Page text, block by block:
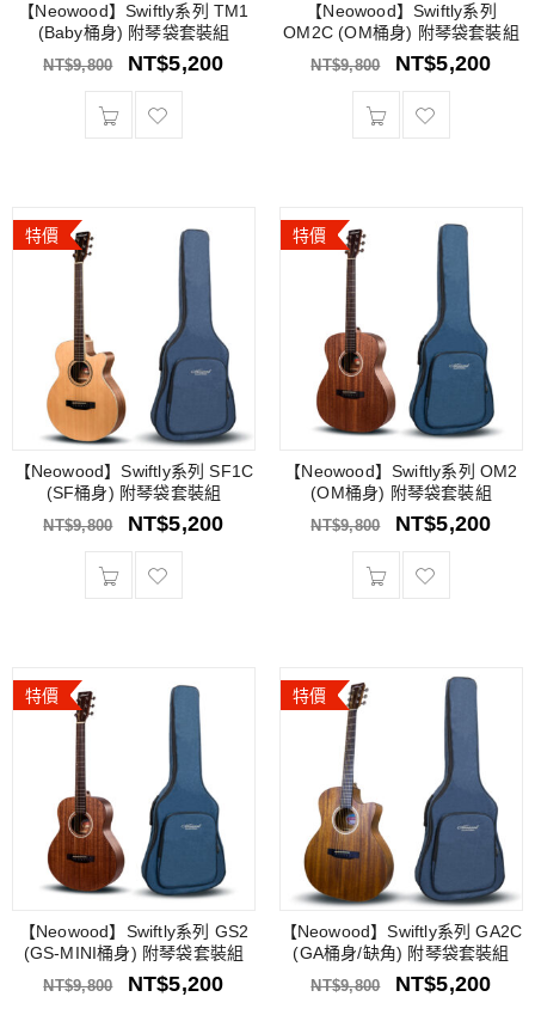
【Neowood】Swiftly系列 TM1
(Baby桶身) 附琴袋套裝組
NT$9,800 NT$5,200
【Neowood】Swiftly系列
OM2C (OM桶身) 附琴袋套裝組
NT$9,800 NT$5,200
特價
【Neowood】Swiftly系列 SF1C
(SF桶身) 附琴袋套裝組
NT$9,800 NT$5,200
特價
【Neowood】Swiftly系列 OM2
(OM桶身) 附琴袋套裝組
NT$9,800 NT$5,200
特價
【Neowood】Swiftly系列 GS2
(GS-MINI桶身) 附琴袋套裝組
NT$9,800 NT$5,200
特價
【Neowood】Swiftly系列 GA2C
(GA桶身/缺角) 附琴袋套裝組
NT$9,800 NT$5,200